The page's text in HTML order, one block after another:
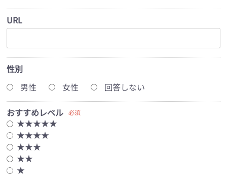
URL
性別
男性
女性 回答しない
おすすめレベル 必須
★★★★★
★★★★
★★★
★★
★